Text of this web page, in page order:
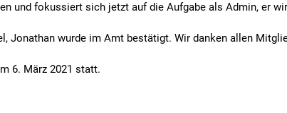
und fokussiert sich jetzt auf die Aufgabe als Admin, er
Jonathan wurde im Amt bestätigt. Wir danken allen
6. März 2021 statt.